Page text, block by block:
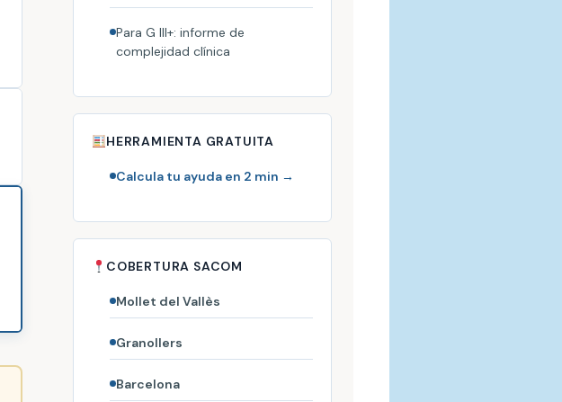
Para G III+: informe de
complejidad clínica
HERRAMIENTA GRATUITA
Calcula tu ayuda en 2 min →
COBERTURA SACOM
Mollet del Vallès
Granollers
Barcelona